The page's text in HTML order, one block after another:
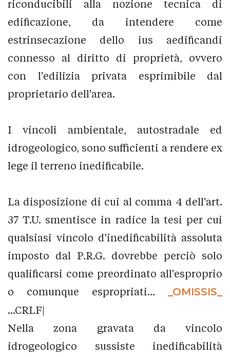
riconducibili alla nozione tecnica di
edificazione, da intendere come
estrinsecazione dello ius aedificandi
connesso al diritto di proprietà, ovvero
con l'edilizia privata esprimibile dal
proprietario dell'area.
I vincoli ambientale, autostradale ed
idrogeologico, sono sufficienti a rendere ex
lege il terreno inedificabile.
La disposizione di cui al comma 4 dell'art.
37 T.U. smentisce in radice la tesi per cui
qualsiasi vincolo d'inedificabilità assoluta
imposto dal P.R.G. dovrebbe perciò solo
qualificarsi come preordinato all'esproprio
o comunque espropriati...
_OMISSIS_
...CRLF|
Nella zona gravata da vincolo
idrogeologico sussiste inedificabilità